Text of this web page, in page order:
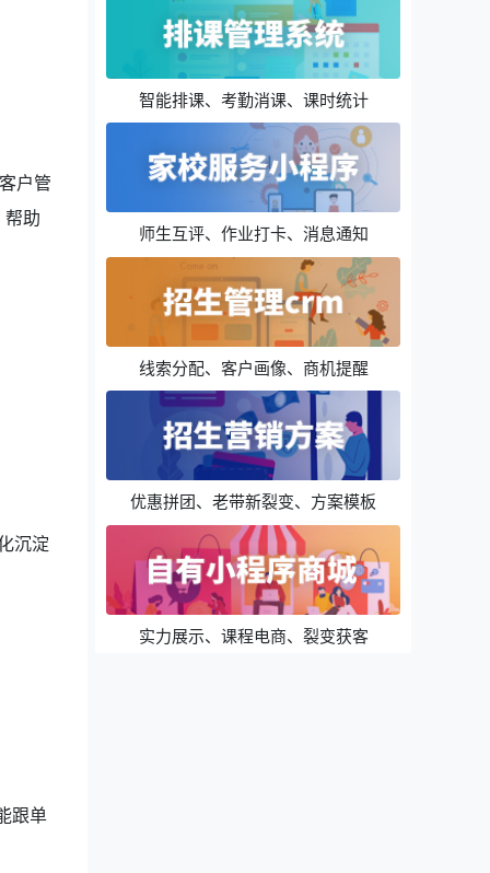
户管
助
沉淀
跟单
智能排课、考勤消课、课时统计
师生互评、作业打卡、消息通知
线索分配、客户画像、商机提醒
优惠拼团、老带新裂变、方案模板
实力展示、课程电商、裂变获客